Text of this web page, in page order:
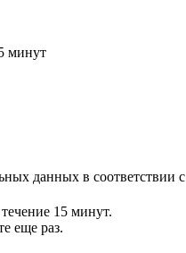
минут
данных в соответствии с
15 минут.
еще раз.